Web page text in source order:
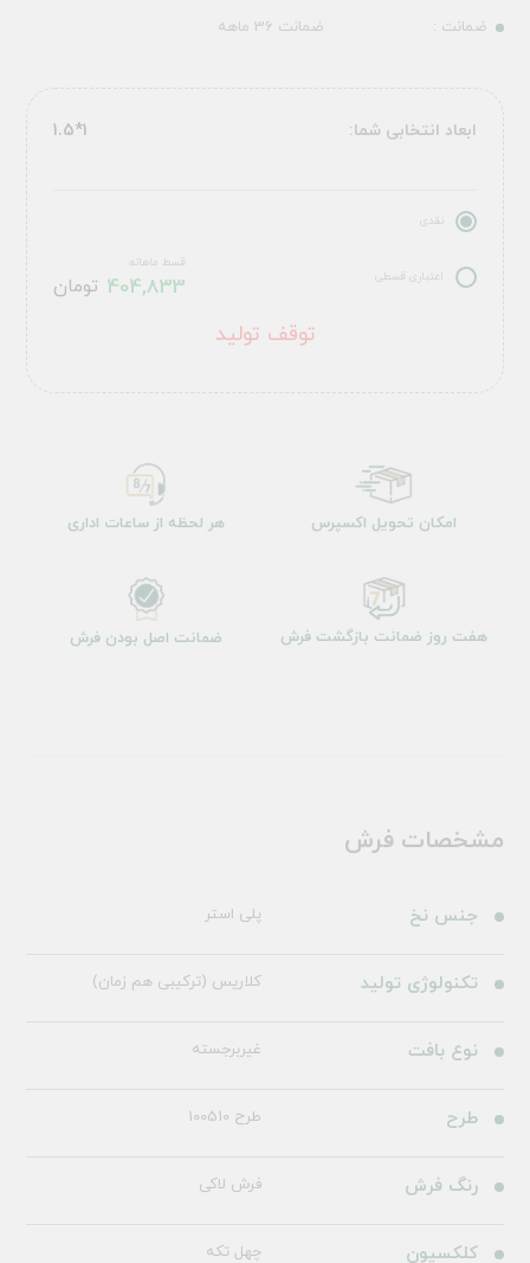
ضمانت :
ضمانت 36 ماهه
ابعاد انتخابی شما: 1*1.5
نقدی
اعتباری قسطی
قسط ماهانه
404,833 تومان
توقف تولید
امکان تحویل اکسپرس هر لحظه از ساعات اداری
هفت روز ضمانت بازگشت فرش ضمانت اصل بودن فرش
مشخصات فرش
جنس نخ پلی استر
تکنولوژی تولید کلاریس (ترکیبی هم زمان)
نوع بافت غیربرجسته
طرح طرح 100510
رنگ فرش فرش لاکی
کلکسیون چهل تکه